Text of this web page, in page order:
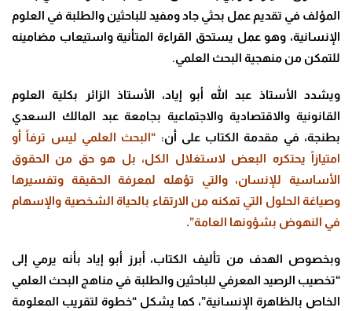
المؤلف في تقديم عمل بحثي جاد ومفيد للباحثين والطلبة في العلوم
الإنسانية، وهو عمل يستحق القراءة المتأنية واستيعاب مضامينه
للتمكن من منهجية البحث العلمي.
ويشدد الأستاذ عبد الله أبو إياد، الأستاذ الزائر بكلية العلوم
القانونية والاقتصادية والاجتماعية بجامعة عبد المالك السعدي
بطنجة، في مقدمة الكتاب على أن: “البحث العلمي ليس ترفاً أو
امتيازاً يحتكره البعض لاستغلال الكل، بل هو حق من الحقوق
الأساسية للإنسان، والتي تؤهله لمعرفة الحقيقة وتفسيرها
وصياغة الحلول التي تمكنه من الارتقاء بالحياة الشخصية والإسهام
في النهوض بشؤونها العامة”.
وبخصوص الهدف من تأليف الكتاب، أبرز أبو إياد بأنه يرمي إلى
“تخصيب الرصيد المعرفي للباحثين والطلبة في مناهج البحث العلمي
الخاص بالظاهرة الإنسانية”، كما يشكل “خطوة لتقريب المعلومة